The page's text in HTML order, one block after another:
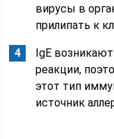
вирусы в
прилипать к
IgE
реакции,
этот тип
источник